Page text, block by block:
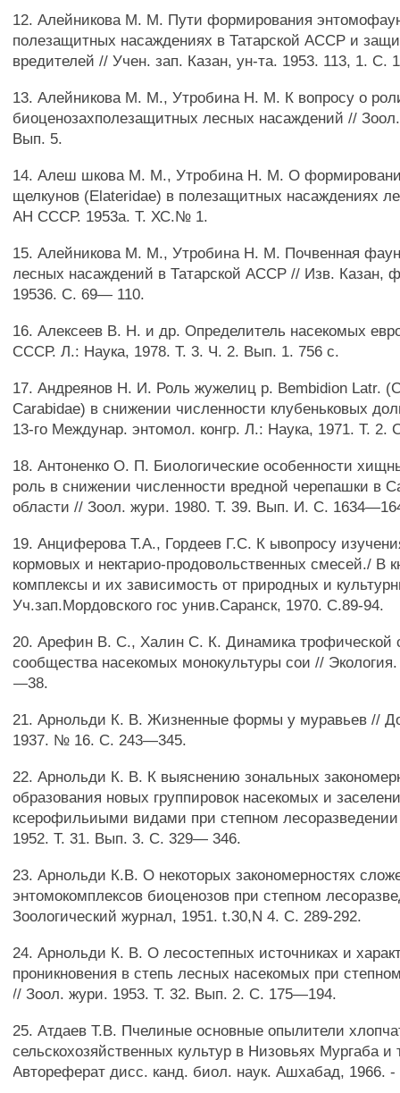
12. Алейникова М. М. Пути формирования
полезащитных насаждениях в Татарской АССР и
вредителей // Учен. зап. Казан, ун-та. 1953. 113, 1. С.
13. Алейникова М. М., Утробина Н. М. К вопросу о
биоценозахполезащитных лесных насаждений //
Вып. 5.
14. Алеш шкова М. М., Утробина Н. М. О
щелкунов (Elateridae) в полезащитных насаждениях
АН СССР. 1953а. Т. ХС.№ 1.
15. Алейникова М. М., Утробина Н. М. Почвенная
лесных насаждений в Татарской АССР // Изв.
19536. С. 69— 110.
16. Алексеев В. Н. и др. Определитель насекомых
СССР. Л.: Наука, 1978. Т. 3. Ч. 2. Вып. 1. 756 с.
17. Андреянов Н. И. Роль жужелиц р. Bembidion Latr.
Carabidae) в снижении численности клубеньковых
13-го Междунар. энтомол. конгр. Л.: Наука, 1971. Т. 2.
18. Антоненко О. П. Биологические особенности
роль в снижении численности вредной черепашки в
области // Зоол. жури. 1980. Т. 39. Вып. И. С.
19. Анциферова Т.А., Гордеев Г.С. К ывопросу
кормовых и нектарио-продовольственных смесей./ В
комплексы и их зависимость от природных и
Уч.зап.Мордовского гос унив.Саранск, 1970. С.89-94.
20. Арефин В. С., Халин С. К. Динамика трофической
сообщества насекомых монокультуры сои //
—38.
21. Арнольди К. В. Жизненные формы у муравьев //
1937. № 16. С. 243—345.
22. Арнольди К. В. К выяснению зональных
образования новых группировок насекомых и
ксерофильиыми видами при степном
1952. Т. 31. Вып. 3. С. 329— 346.
23. Арнольди К.В. О некоторых закономерностях
энтомокомплексов биоценозов при степном
Зоологический журнал, 1951. t.30,N 4. С. 289-292.
24. Арнольди К. В. О лесостепных источниках и
проникновения в степь лесных насекомых при
// Зоол. жури. 1953. Т. 32. Вып. 2. С. 175—194.
25. Атдаев Т.В. Пчелиные основные опылители
сельскохозяйственных культур в Низовьях Мургаба и
Автореферат дисс. канд. биол. наук. Ашхабад, 1966. -